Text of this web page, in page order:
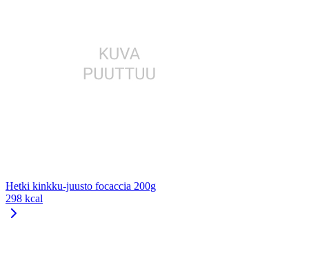
Hetki kinkku-juusto focaccia 200g
298 kcal